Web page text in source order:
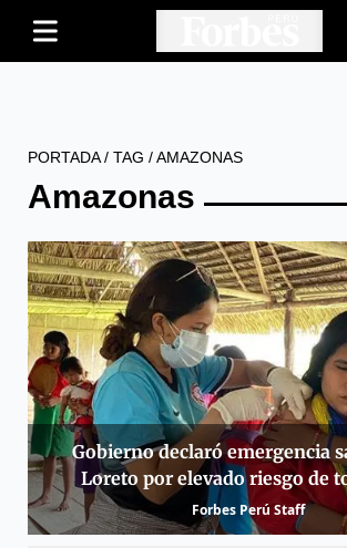
PORTADA/ TAG /AMAZONAS
Amazonas
Gobierno declaró emergencia
Loreto por elevado riesgo de
Forbes Perú Staff